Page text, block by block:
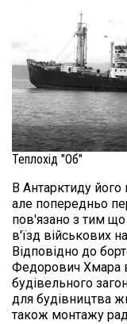
Теплохід "Об"
В Антарктиду
але попередньо
пов'язано з тим
в'їзд військових
Відповідно до
Федорович Хмара
будівельного
для будівництва
також монтажу